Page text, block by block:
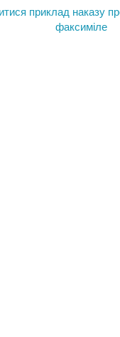
приклад наказу
факсиміле